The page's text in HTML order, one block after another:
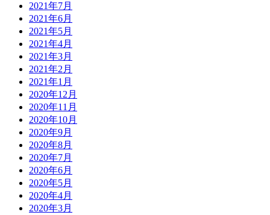
2021年7月
2021年6月
2021年5月
2021年4月
2021年3月
2021年2月
2021年1月
2020年12月
2020年11月
2020年10月
2020年9月
2020年8月
2020年7月
2020年6月
2020年5月
2020年4月
2020年3月